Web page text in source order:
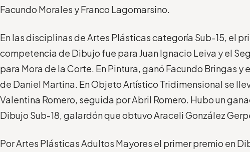
Facundo Morales y Franco Lagomarsino.
En las disciplinas de Artes Plásticas categoría Sub-15, el
competencia de Dibujo fue para Juan Ignacio Leiva y el
para Mora de la Corte. En Pintura, ganó Facundo Bringas y
de Daniel Martina. En Objeto Artístico Tridimensional se
Valentina Romero, seguida por Abril Romero. Hubo un
Dibujo Sub-18, galardón que obtuvo Araceli González
Por Artes Plásticas Adultos Mayores el primer premio en